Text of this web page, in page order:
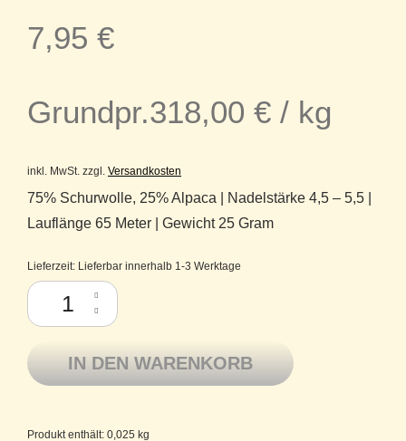
7,95 €
Grundpr.318,00 € / kg
inkl. MwSt. zzgl. Versandkosten
75% Schurwolle, 25% Alpaca | Nadelstärke 4,5 – 5,5 |
Lauflänge 65 Meter | Gewicht 25 Gram
Lieferzeit: Lieferbar innerhalb 1-3 Werktage
Bergamo Lamana Schurwolle Merino superfine Baby Alpaka 34 Pinie
IN DEN WARENKORB
Produkt enthält: 0,025 kg